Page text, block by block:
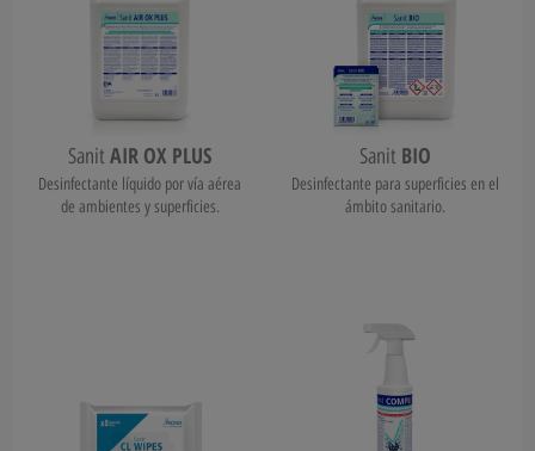
Sanit AIR OX PLUS
Desinfectante líquido por vía aérea
de ambientes y superficies.
Sanit BIO
Desinfectante para superficies en el
ámbito sanitario.